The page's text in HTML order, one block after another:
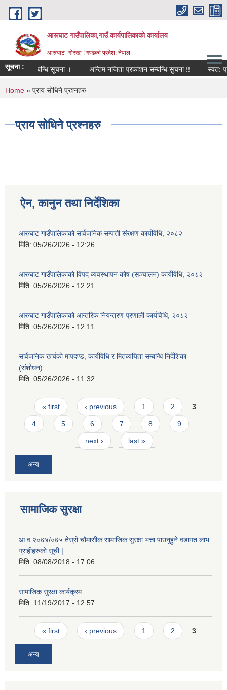
Skip to main content
आरूघाट गाउँपालिका,गाउँ कार्यपालिकाको कार्यालय
आरुघाट -गोरखा : गण्डकी प्रदेश, नेपाल
सूचना :सम्बन्धि सूचना । अन्तिम नजिता प्रकाशन सम्बन्धि सुचना !! स्वत:
You are here
Home » प्राय सोधिने प्रश्नहरु
प्राय सोधिने प्रश्नहरु
ऐन, कानुन तथा निर्देशिका
आरुघाट गाउँपालिकाको सार्वजनिक सम्पत्ती संरक्षण कार्यविधि, २०८२
मिति: 05/26/2026 - 12:26
आरुघाट गाउँपालिकाको विपद् व्यवस्थापन कोष (सञ्चालन) कार्यविधि, २०८२
मिति: 05/26/2026 - 12:21
आरुघाट गाउँपालिकाको आन्तरिक नियन्त्रण प्रणाली कार्यविधि, २०८२
मिति: 05/26/2026 - 12:11
सार्वजनिक खर्चको मापदण्ड, कार्यविधि र मितव्ययिता सम्बन्धि निर्देशिका
(संशोधन)
मिति: 05/26/2026 - 11:32
Pages
« first ‹ previous 1 2 3
4 5 6 7 8 9
next › last »
अन्य
सामाजिक सुरक्षा
आ.व २०७४/०७५ तेस्रो चौमासीक सामाजिक सुरक्षा भत्ता पाउनुहुने वडागत लाभ
ग्राहीहरुको सूची |
मिति: 08/08/2018 - 17:06
सामाजिक सुरक्षा कार्यक्रम
मिति: 11/19/2017 - 12:57
Pages
« first ‹ previous 1 2 3
अन्य